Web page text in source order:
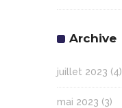
Archive
juillet 2023 (4)
mai 2023 (3)